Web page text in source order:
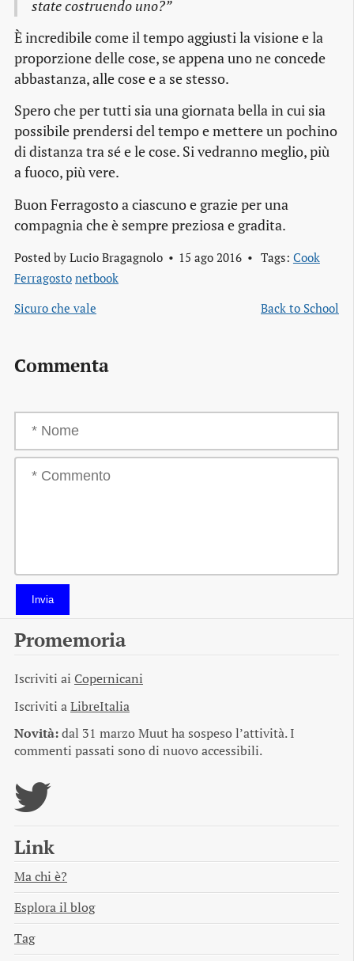
state costruendo uno?”
È incredibile come il tempo aggiusti la visione e la
proporzione delle cose, se appena uno ne concede
abbastanza, alle cose e a se stesso.
Spero che per tutti sia una giornata bella in cui sia
possibile prendersi del tempo e mettere un pochino
di distanza tra sé e le cose. Si vedranno meglio, più
a fuoco, più vere.
Buon Ferragosto a ciascuno e grazie per una
compagnia che è sempre preziosa e gradita.
Posted by Lucio Bragagnolo 15 ago 2016 Tags: Cook
Ferragosto netbook
Sicuro che vale
Back to School
Commenta
Invia
Promemoria
Iscriviti ai Copernicani
Iscriviti aLibreItalia
Novità:dal 31 marzo Muut ha sospeso l’attività. I
commenti passati sono di nuovo accessibili.
Link
Ma chi è?
Esplora il blog
Tag